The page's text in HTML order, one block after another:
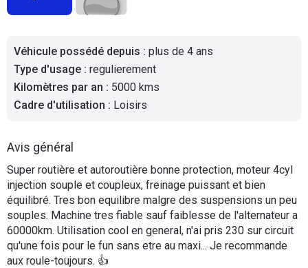
Véhicule possédé depuis : plus de 4 ans
Type d'usage : regulierement
Kilomètres par an : 5000 kms
Cadre d'utilisation : Loisirs
Avis général
Super routière et autoroutière bonne protection, moteur 4cyl
injection souple et coupleux, freinage puissant et bien
équilibré. Tres bon equilibre malgre des suspensions un peu
souples. Machine tres fiable sauf faiblesse de l'alternateur a
60000km. Utilisation cool en general, n'ai pris 230 sur circuit
qu'une fois pour le fun sans etre au maxi... Je recommande
aux roule-toujours. 👍